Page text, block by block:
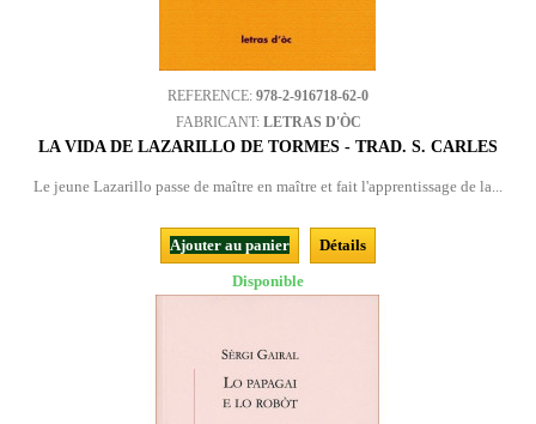
REFERENCE: 978-2-916718-62-0
FABRICANT: LETRAS D'ÒC
LA VIDA DE LAZARILLO DE TORMES - TRAD. S. CARLES
Le jeune Lazarillo passe de maître en maître et fait l'apprentissage de la...
Ajouter au panier
Détails
Disponible